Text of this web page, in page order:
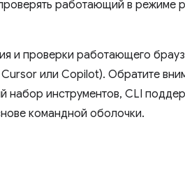
работающий в режиме
и проверки работающего
или Copilot). Обратите
набор инструментов, CLI
командной оболочки.